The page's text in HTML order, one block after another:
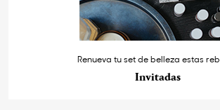
Renueva tu set de belleza estas
Invitadas